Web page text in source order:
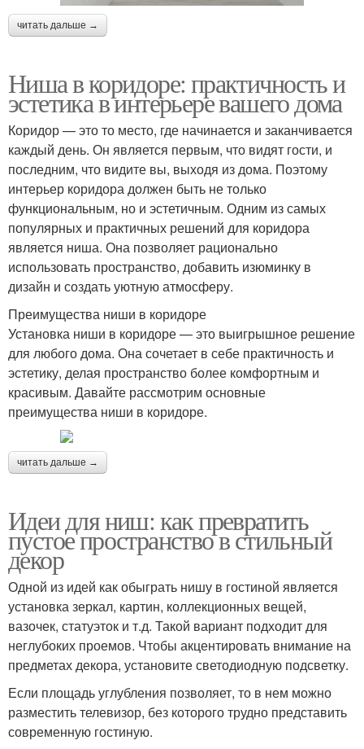
читать дальше →
Ниша в коридоре: практичность и
эстетика в интерьере вашего дома
Коридор — это то место, где начинается и заканчивается
каждый день. Он является первым, что видят гости, и
последним, что видите вы, выходя из дома. Поэтому
интерьер коридора должен быть не только
функциональным, но и эстетичным. Одним из самых
популярных и практичных решений для коридора
является ниша. Она позволяет рационально
использовать пространство, добавить изюминку в
дизайн и создать уютную атмосферу.
Преимущества ниши в коридоре
Установка ниши в коридоре — это выигрышное решение
для любого дома. Она сочетает в себе практичность и
эстетику, делая пространство более комфортным и
красивым. Давайте рассмотрим основные
преимущества ниши в коридоре.
читать дальше →
Идеи для ниш: как превратить
пустое пространство в стильный
декор
Одной из идей как обыграть нишу в гостиной является
установка зеркал, картин, коллекционных вещей,
вазочек, статуэток и т.д. Такой вариант подходит для
неглубоких проемов. Чтобы акцентировать внимание на
предметах декора, установите светодиодную подсветку.
Если площадь углубления позволяет, то в нем можно
разместить телевизор, без которого трудно представить
современную гостиную.